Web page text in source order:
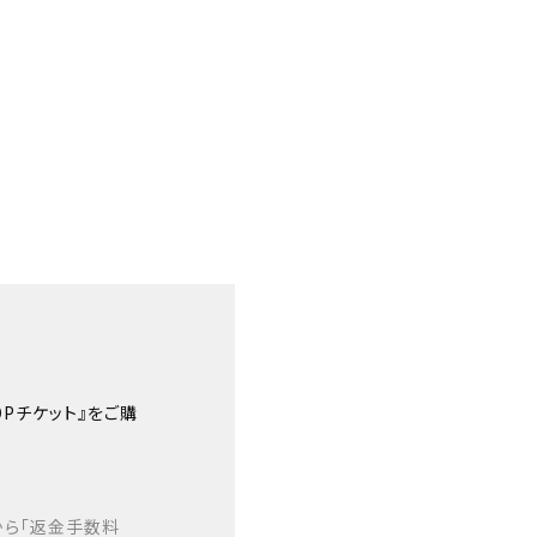
ケット』をご購
「返金手数料